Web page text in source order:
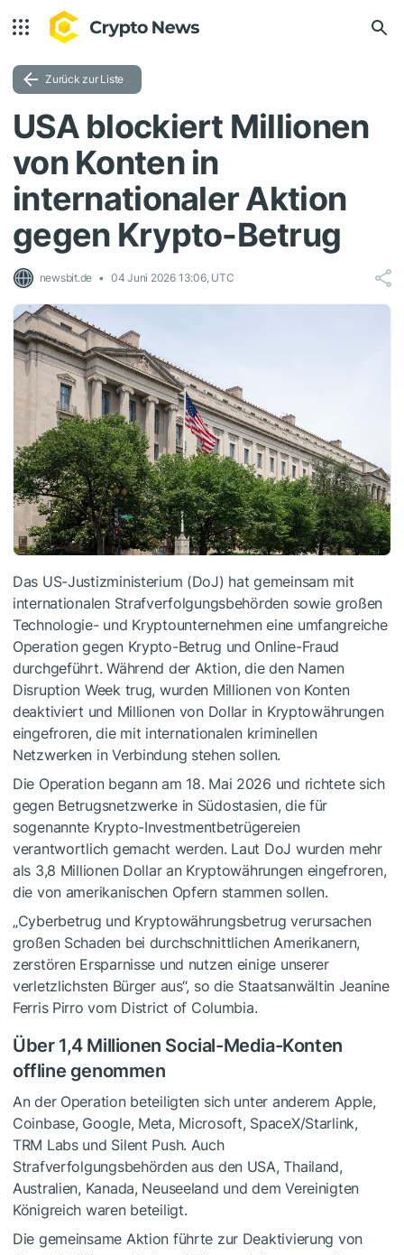
Zurück zur Liste
USA blockiert Millionen
von Konten in
internationaler Aktion
gegen Krypto-Betrug
newsbit.de 04 Juni 2026 13:06, UTC
Das US-Justizministerium (DoJ) hat gemeinsam mit
internationalen Strafverfolgungsbehörden sowie großen
Technologie- und Kryptounternehmen eine umfangreiche
Operation gegen Krypto-Betrug und Online-Fraud
durchgeführt. Während der Aktion, die den Namen
Disruption Week trug, wurden Millionen von Konten
deaktiviert und Millionen von Dollar in Kryptowährungen
eingefroren, die mit internationalen kriminellen
Netzwerken in Verbindung stehen sollen.
Die Operation begann am 18. Mai 2026 und richtete sich
gegen Betrugsnetzwerke in Südostasien, die für
sogenannte Krypto-Investmentbetrügereien
verantwortlich gemacht werden. Laut DoJ wurden mehr
als 3,8 Millionen Dollar an Kryptowährungen eingefroren,
die von amerikanischen Opfern stammen sollen.
„Cyberbetrug und Kryptowährungsbetrug verursachen
großen Schaden bei durchschnittlichen Amerikanern,
zerstören Ersparnisse und nutzen einige unserer
verletzlichsten Bürger aus“, so die Staatsanwältin Jeanine
Ferris Pirro vom District of Columbia.
Über 1,4 Millionen Social-Media-Konten
offline genommen
An der Operation beteiligten sich unter anderem Apple,
Coinbase, Google, Meta, Microsoft, SpaceX/Starlink,
TRM Labs und Silent Push. Auch
Strafverfolgungsbehörden aus den USA, Thailand,
Australien, Kanada, Neuseeland und dem Vereinigten
Königreich waren beteiligt.
Die gemeinsame Aktion führte zur Deaktivierung von